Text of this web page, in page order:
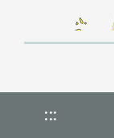
:::